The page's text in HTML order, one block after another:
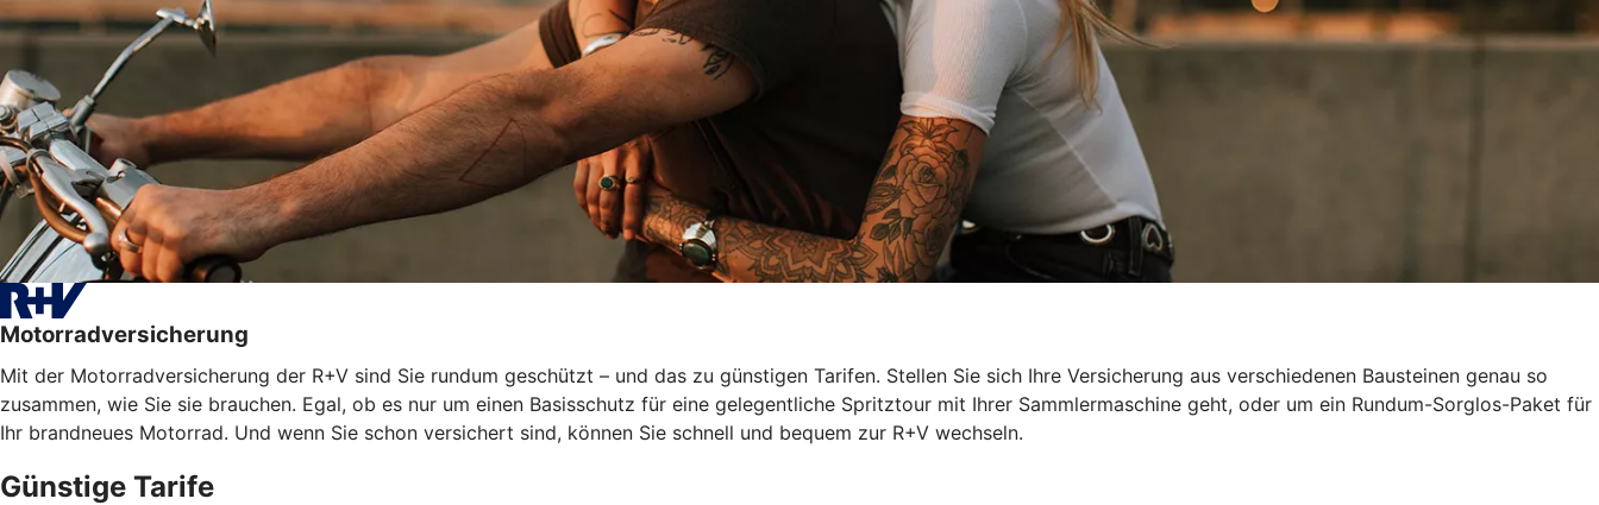
Motorradversicherung
Mit der Motorradversicherung der R+V sind Sie rundum geschützt – und das zu günstigen Tarifen. Stellen Sie sich Ihre Versicherung aus verschiedenen Bausteinen genau so
zusammen, wie Sie sie brauchen. Egal, ob es nur um einen Basisschutz für eine gelegentliche Spritztour mit Ihrer Sammlermaschine geht, oder um ein Rundum-Sorglos-Paket für
Ihr brandneues Motorrad. Und wenn Sie schon versichert sind, können Sie schnell und bequem zur R+V wechseln.
Günstige Tarife